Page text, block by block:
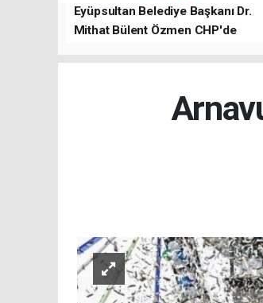
Eyüpsultan Belediye Başkanı Dr.
Mithat Bülent Özmen CHP'de